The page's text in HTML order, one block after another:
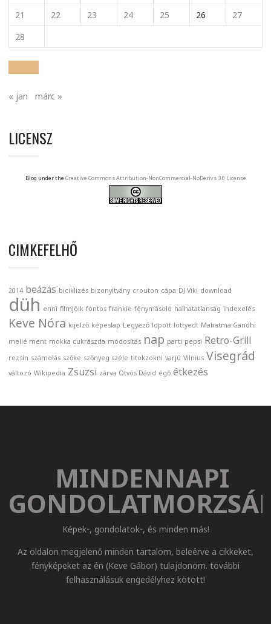
21
22 23 24 25 26
27
28
« jan márc »
LICENSZ
Blog under the Creative Commons Attribution-NonCommercial-NoDerivs 3.0 License
CIMKEFELHŐ
2014 beázás biciklizés bizonyítvány crouton cápa DJ Viki download
düh enni filmjölk fontos frankie fénymásoló halhatatlanság indexelés
Keve Nóra kijelző képeslap Legyező lopott löttyedt Mahatma Gandhi
mellé ment mokka cukrászda módosítás nap parti pepsi Retro-Grill
rezsin számolás szőke szőnyeg széle titokzokni varjú Vilnius Visegrád
változó Wikipedia Zsuzsi zárva Ötvös Dávid égő étkezés
MINDENNAPI
Képek-, gondolatok-, és minden más!
Az oldalon megjelenő minden tartalom, beleérve a cikkeket,
fényképeket az én (Keve Gábor) tulajdonom. további
felhasználásuk engedélyhez kötött!